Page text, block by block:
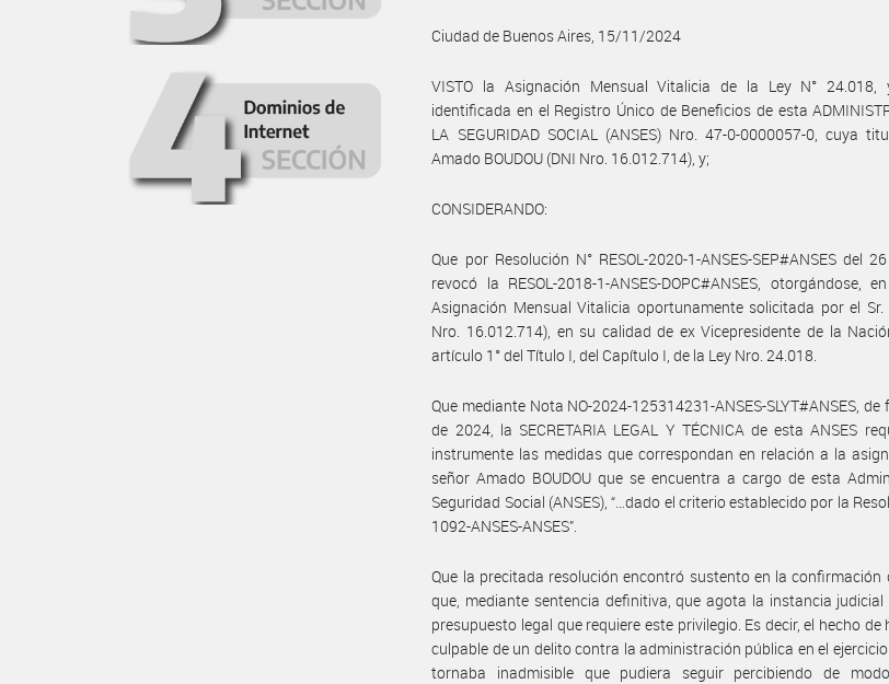
Ciudad de Buenos Aires, 15/11/2024
VISTO la Asignación Mensual Vitalicia de la Ley N° 24.018,
identificada en el Registro Único de Beneficios de esta
LA SEGURIDAD SOCIAL (ANSES) Nro. 47-0-0000057-0, cuya
Amado BOUDOU (DNI Nro. 16.012.714), y;
CONSIDERANDO:
Que por Resolución N° RESOL-2020-1-ANSES-SEP#ANSES del
revocó la RESOL-2018-1-ANSES-DOPC#ANSES, otorgándose,
Asignación Mensual Vitalicia oportunamente solicitada por el Sr.
Nro. 16.012.714), en su calidad de ex Vicepresidente de la
artículo 1° del Título I, del Capítulo I, de la Ley Nro. 24.018.
Que mediante Nota NO-2024-125314231-ANSES-SLYT#ANSES,
de 2024, la SECRETARIA LEGAL Y TÉCNICA de esta ANSES
instrumente las medidas que correspondan en relación a la
señor Amado BOUDOU que se encuentra a cargo de esta
Seguridad Social (ANSES), “…dado el criterio establecido por la
1092-ANSES-ANSES”.
Que la precitada resolución encontró sustento en la confirmación
que, mediante sentencia definitiva, que agota la instancia
presupuesto legal que requiere este privilegio. Es decir, el hecho
culpable de un delito contra la administración pública en el
tornaba inadmisible que pudiera seguir percibiendo de